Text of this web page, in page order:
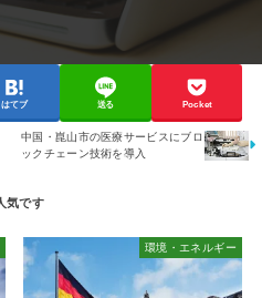
はてブ 送る Pocket
中国・崑山市の医療サービスにブロ
ックチェーン技術を導入
環境・エネルギー